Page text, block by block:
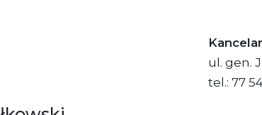
ul. gen.
tel.: 77